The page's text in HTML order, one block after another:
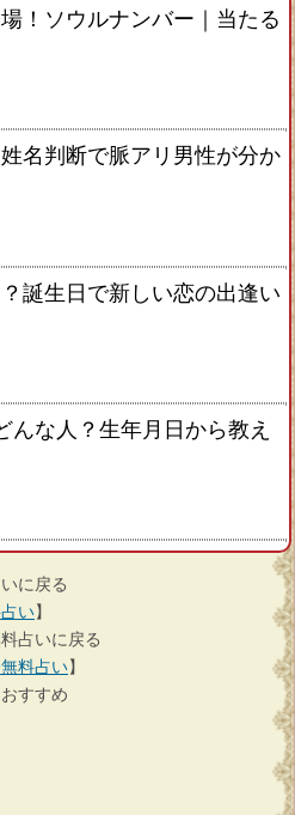
！ソウルナンバー｜当たる
名判断で脈アリ男性が分か
誕生日で新しい恋の出逢い
んな人？生年月日から教え
に戻る
い】
占いに戻る
料占い】
すすめ